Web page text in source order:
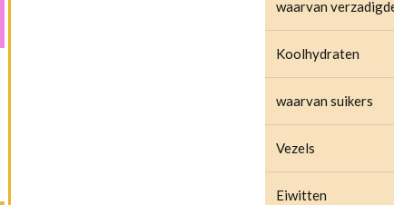
waarvan
Koolhydraten
waarvan suikers
Vezels
Eiwitten